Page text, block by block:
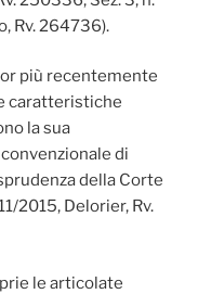
Rv. 264736).
più recentemente
caratteristiche
la sua
di
della Corte
2015, Delorier, Rv.
le articolate